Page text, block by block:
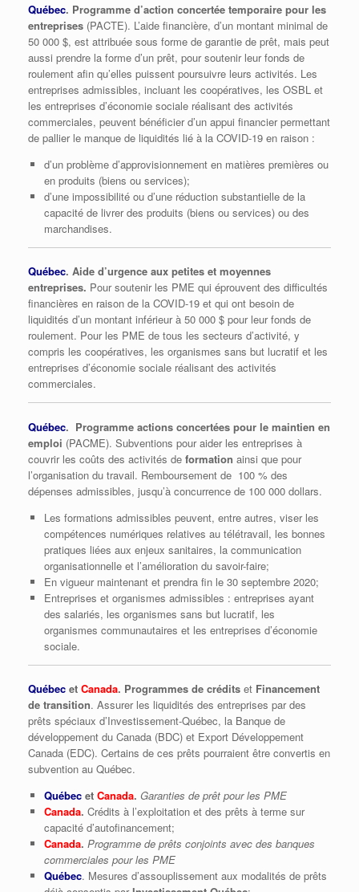
Québec. Programme d’action concertée temporaire pour les
entreprises (PACTE). L’aide financière, d’un montant minimal de
50 000 $, est attribuée sous forme de garantie de prêt, mais peut
aussi prendre la forme d’un prêt, pour soutenir leur fonds de
roulement afin qu’elles puissent poursuivre leurs activités. Les
entreprises admissibles, incluant les coopératives, les OSBL et
les entreprises d’économie sociale réalisant des activités
commerciales, peuvent bénéficier d’un appui financier permettant
de pallier le manque de liquidités lié à la COVID-19 en raison :
d’un problème d’approvisionnement en matières premières ou
en produits (biens ou services);
d’une impossibilité ou d’une réduction substantielle de la
capacité de livrer des produits (biens ou services) ou des
marchandises.
Québec. Aide d’urgence aux petites et moyennes
entreprises. Pour soutenir les PME qui éprouvent des difficultés
financières en raison de la COVID-19 et qui ont besoin de
liquidités d’un montant inférieur à 50 000 $ pour leur fonds de
roulement. Pour les PME de tous les secteurs d’activité, y
compris les coopératives, les organismes sans but lucratif et les
entreprises d’économie sociale réalisant des activités
commerciales.
Québec. Programme actions concertées pour le maintien en
emploi (PACME). Subventions pour aider les entreprises à
couvrir les coûts des activités de formation ainsi que pour
l’organisation du travail. Remboursement de 100 % des
dépenses admissibles, jusqu’à concurrence de 100 000 dollars.
Les formations admissibles peuvent, entre autres, viser les
compétences numériques relatives au télétravail, les bonnes
pratiques liées aux enjeux sanitaires, la communication
organisationnelle et l’amélioration du savoir-faire;
En vigueur maintenant et prendra fin le 30 septembre 2020;
Entreprises et organismes admissibles : entreprises ayant
des salariés, les organismes sans but lucratif, les
organismes communautaires et les entreprises d’économie
sociale.
Québec et Canada. Programmes de crédits et Financement
de transition. Assurer les liquidités des entreprises par des
prêts spéciaux d’Investissement-Québec, la Banque de
développement du Canada (BDC) et Export Développement
Canada (EDC). Certains de ces prêts pourraient être convertis en
subvention au Québec.
Québecet Canada. Garanties de prêt pour les PME
Canada. Crédits à l’exploitation et des prêts à terme sur
capacité d’autofinancement;
Canada. Programme de prêts conjoints avec des banques
commerciales pour les PME
Québec. Mesures d’assouplissement aux modalités de prêts